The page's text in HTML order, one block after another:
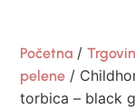
Početna /
pelene /
torbica – black